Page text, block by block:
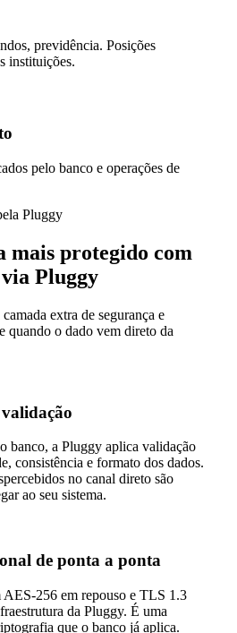
previdência. Posições
instituições.
pelo banco e operações de
Pluggy
mais protegido com
Pluggy
extra de segurança e
quando o dado vem direto da
banco, a Pluggy aplica validação
consistência e formato dos dados.
no canal direto são
ao seu sistema.
de ponta a ponta
AES-256 em repouso e TLS 1.3
da Pluggy. É uma
que o banco já aplica.